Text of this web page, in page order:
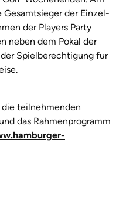
Gesamtsieger der Einzel-
der Players Party
neben dem Pokal der
Spielberechtigung fur
teilnehmenden
das Rahmenprogramm